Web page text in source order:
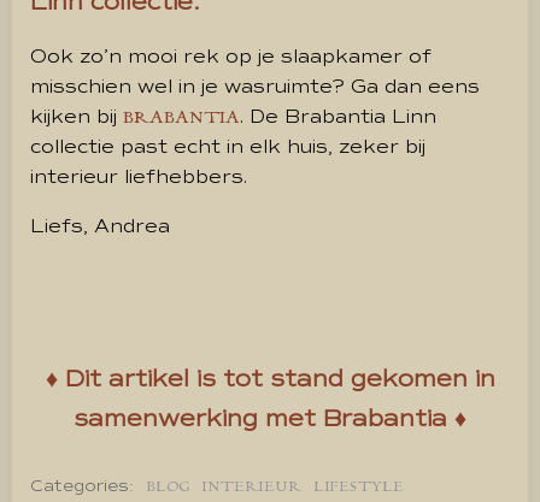
Ook zo’n mooi rek op je slaapkamer of
misschien wel in je wasruimte? Ga dan eens
kijken bij BRABANTIA. De Brabantia Linn
collectie past echt in elk huis, zeker bij
interieur liefhebbers.
Liefs, Andrea
♦ Dit artikel is tot stand gekomen in
samenwerking met Brabantia ♦
Categories: BLOG INTERIEUR LIFESTYLE